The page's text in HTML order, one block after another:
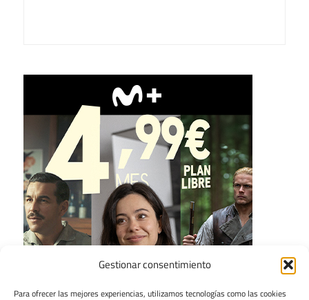
Gestionar consentimiento
Para ofrecer las mejores experiencias, utilizamos tecnologías como las cookies